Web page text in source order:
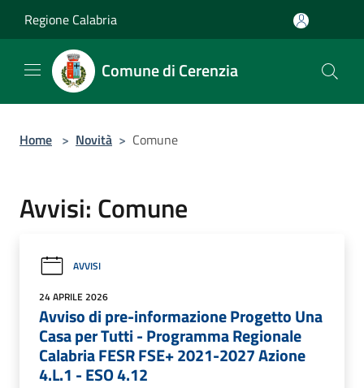
Regione Calabria
Comune di Cerenzia
Home > Novità > Comune
Avvisi: Comune
AVVISI
24 APRILE 2026
Avviso di pre-informazione Progetto Una
Casa per Tutti - Programma Regionale
Calabria FESR FSE+ 2021-2027 Azione
4.L.1 - ESO 4.12